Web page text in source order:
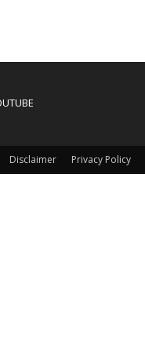
Disclaimer Privacy Policy